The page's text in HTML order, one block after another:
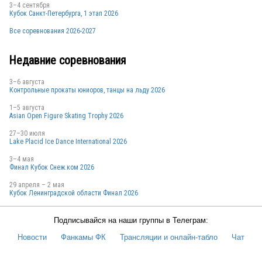
RUS
RUS
RUS
3–4 сентября
Кубок Санкт-Петербурга, 1 этап 2026
Все соревнования 2026-2027
Недавние соревнования
3–6 августа
Контрольные прокаты юниоров, танцы на льду 2026
1–5 августа
Asian Open Figure Skating Trophy 2026
27–30 июля
Lake Placid Ice Dance International 2026
3–4 мая
Финал Кубок Снеж.ком 2026
29 апреля – 2 мая
Кубок Ленинградской области Финал 2026
Подписывайся на наши группы в Телеграм:
Новости
Фанкамы ФК Трансляции и онлайн-табло Чат